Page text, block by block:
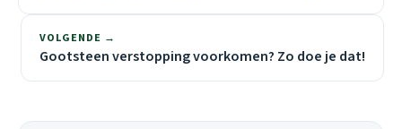
VOLGENDE →
Gootsteen verstopping voorkomen? Zo doe je dat!